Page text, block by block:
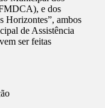
e dos
Horizontes”, ambos
de Assistência
ser feitas